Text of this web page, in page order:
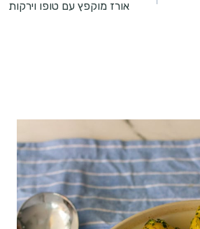
אורז מוקפץ עם טופו וירקות